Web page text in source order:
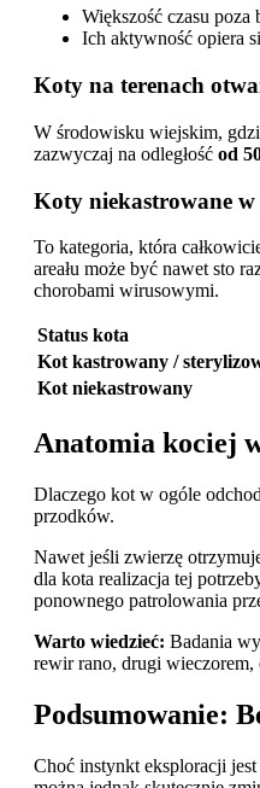
Większość czasu
Ich aktywność opiera
Koty na terenach
W środowisku wiejskim,
zazwyczaj na odległość od
Koty niekastrowane
To kategoria, która
areału może być nawet sto
chorobami wirusowymi.
Status kota
Kot kastrowany /
Kot niekastrowany
Anatomia kociej
Dlaczego kot w ogóle
przodków.
Nawet jeśli zwierzę
dla kota realizacja tej
ponownego patrolowania
Warto wiedzieć: Badania
rewir rano, drugi
Podsumowanie:
Choć instynkt eksploracji